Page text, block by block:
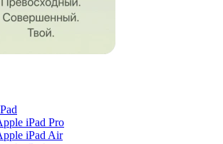
iPad Pro
iPad Air